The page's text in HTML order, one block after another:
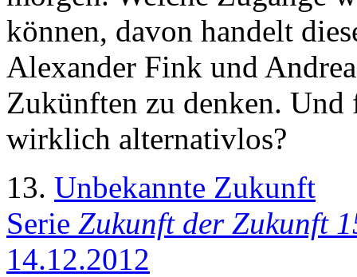
können, davon handelt
Alexander Fink und
Zukünften zu denken.
wirklich alternativlos?
13. Unbekannte Zukunft
Serie Zukunft der Zukunft
14.12.2012